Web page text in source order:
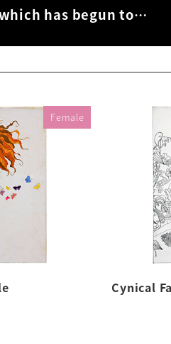
has begun to…
Female
Cynical